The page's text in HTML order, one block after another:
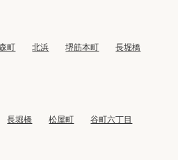
町 北浜 堺筋本町
長堀橋
長堀橋 松屋町 谷町六丁目